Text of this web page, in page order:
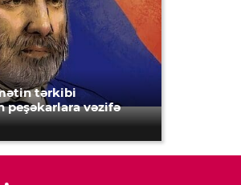
tərkibi
peşəkarlara vəzifə